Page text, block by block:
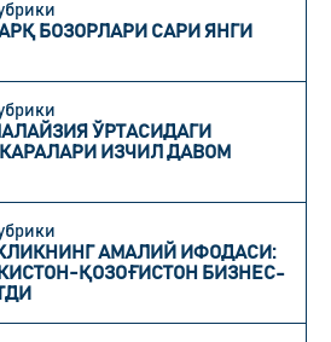
БОЗОРЛАРИ САРИ ЯНГИ
МАЛАЙЗИЯ ЎРТАСИДАГИ
ИЗЧИЛ ДАВОМ
АМАЛИЙ ИФОДАСИ:
ҚОЗОҒИСТОН БИЗНЕС-